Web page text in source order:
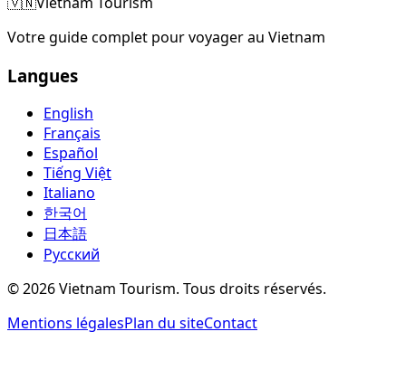
Votre guide complet pour voyager au Vietnam
Langues
English
Français
Español
Tiếng Việt
Italiano
한국어
日本語
Русский
©2026Vietnam Tourism. Tous droits réservés.
Mentions légalesPlan du siteContact